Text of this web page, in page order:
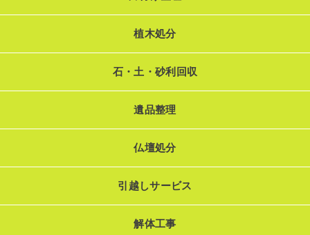
植木処分
石・土・砂利回収
遺品整理
仏壇処分
引越しサービス
解体工事